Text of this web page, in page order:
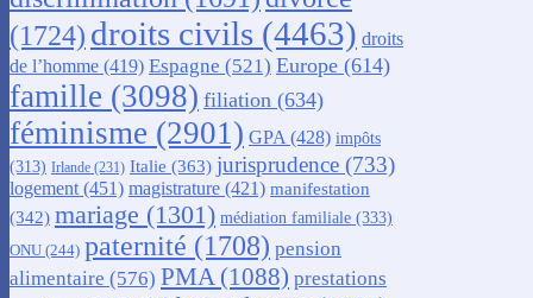
(1724) droits civils (4463) droits
de l’homme (419) Espagne (521) Europe (614)
famille (3098) filiation (634)
féminisme (2901) GPA (428) impôts
(313) Irlande (231) Italie (363) jurisprudence (733)
logement (451) magistrature (421) manifestation
(342) mariage (1301) médiation familiale (333)
ONU (244) paternité (1708) pension
alimentaire (576) PMA (1088) prestations